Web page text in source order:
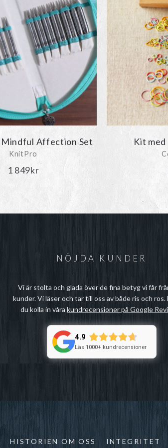
Affection Set
KnitPro
1 849kr
De
olika
alternativen
kan
väljas
produktsidan
Kit
NÖJDA KUNDER
Vi är stolta och glada över de fina betyg vi får
kunder. Vi läser och tar till oss av både ris och ros.
du kolla in vårakundrecensioner på Google
4.9
Läs 1000+ kundrecensioner
HISTORIEN OM OSS INTEGRITET